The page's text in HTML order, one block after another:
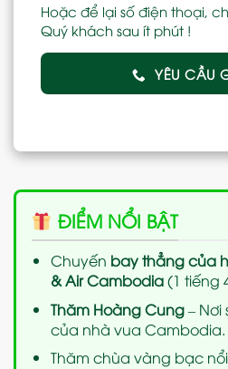
Hoặc để lại số điện thoại,
Quý khách sau ít phút !
YÊU CẦU
ĐIỂM NỔI BẬT
Chuyến bay thẳng của
& Air Cambodia(1 tiếng
Thăm Hoàng Cung– Nơi
của nhà vua Cambodia.
Thăm chùa vàng bạc